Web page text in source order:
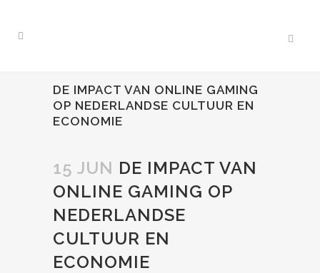
DE IMPACT VAN ONLINE GAMING
OP NEDERLANDSE CULTUUR EN
ECONOMIE
15 JUN DE IMPACT VAN
ONLINE GAMING OP
NEDERLANDSE
CULTUUR EN
ECONOMIE